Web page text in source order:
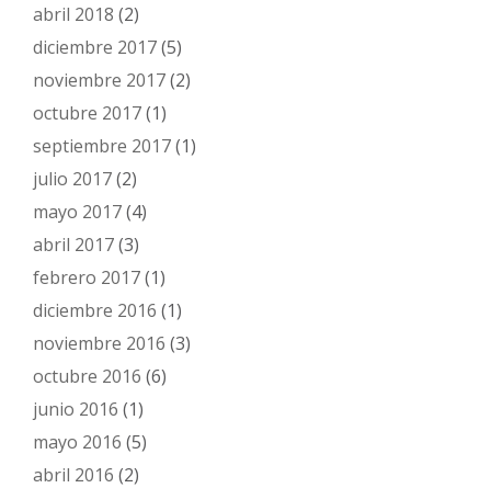
abril 2018 (2)
diciembre 2017(5)
noviembre 2017(2)
octubre 2017(1)
septiembre 2017(1)
julio 2017(2)
mayo 2017(4)
abril 2017(3)
febrero 2017(1)
diciembre 2016 (1)
noviembre 2016 (3)
octubre 2016 (6)
junio 2016 (1)
mayo 2016 (5)
abril 2016 (2)